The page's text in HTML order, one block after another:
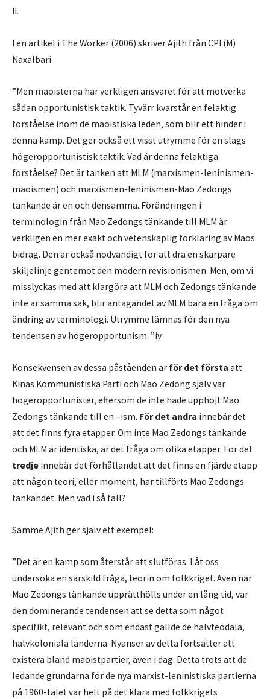
II.
I en artikel i The Worker (2006) skriver Ajith från CPI (M)
Naxalbari:
”Men maoisterna har verkligen ansvaret för att motverka
sådan opportunistisk taktik. Tyvärr kvarstår en felaktig
förståelse inom de maoistiska leden, som blir ett hinder i
denna kamp. Det ger också ett visst utrymme för en slags
högeropportunistisk taktik. Vad är denna felaktiga
förståelse? Det är tanken att MLM (marxismen-leninismen-
maoismen) och marxismen-leninismen-Mao Zedongs
tänkande är en och densamma. Förändringen i
terminologin från Mao Zedongs tänkande till MLM är
verkligen en mer exakt och vetenskaplig förklaring av Maos
bidrag. Den är också nödvändigt för att dra en skarpare
skiljelinje gentemot den modern revisionismen. Men, om vi
misslyckas med att klargöra att MLM och Zedongs tänkande
inte är samma sak, blir antagandet av MLM bara en fråga om
ändring av terminologi. Utrymme lämnas för den nya
tendensen av högeropportunism. ”iv
Konsekvensen av dessa påståenden är för det första att
Kinas Kommunistiska Parti och Mao Zedong själv var
högeropportunister, eftersom de inte hade upphöjt Mao
Zedongs tänkande till en –ism. För det andra innebär det
att det finns fyra etapper. Om inte Mao Zedongs tänkande
och MLM är identiska, är det fråga om olika etapper. För det
tredje innebär det förhållandet att det finns en fjärde etapp
att någon teori, eller moment, har tillförts Mao Zedongs
tänkandet. Men vad i så fall?
Samme Ajith ger själv ett exempel:
”Det är en kamp som återstår att slutföras. Låt oss
undersöka en särskild fråga, teorin om folkkriget. Även när
Mao Zedongs tänkande upprätthölls under en lång tid, var
den dominerande tendensen att se detta som något
specifikt, relevant och som endast gällde de halvfeodala,
halvkoloniala länderna. Nyanser av detta fortsätter att
existera bland maoistpartier, även i dag. Detta trots att de
ledande grundarna för de nya marxist-leninistiska partierna
på 1960-talet var helt på det klara med folkkrigets